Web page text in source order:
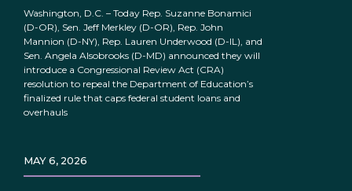
Washington, D.C. – Today Rep. Suzanne Bonamici
(D-OR), Sen. Jeff Merkley (D-OR), Rep. John
Mannion (D-NY), Rep. Lauren Underwood (D-IL), and
Sen. Angela Alsobrooks (D-MD) announced they will
introduce a Congressional Review Act (CRA)
resolution to repeal the Department of Education’s
finalized rule that caps federal student loans and
overhauls
MAY 6, 2026